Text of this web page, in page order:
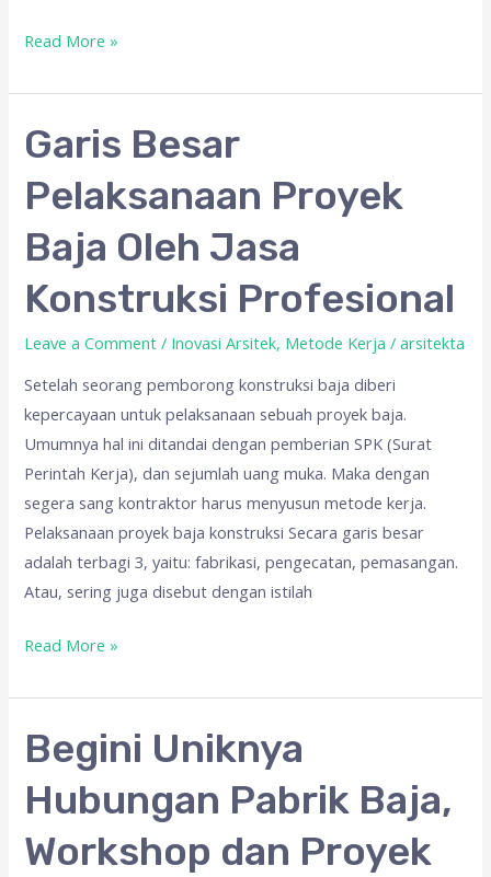
Read More »
Garis Besar
Pelaksanaan Proyek
Baja Oleh Jasa
Konstruksi Profesional
Leave a Comment / Inovasi Arsitek, Metode Kerja /arsitekta
Setelah seorang pemborong konstruksi baja diberi
kepercayaan untuk pelaksanaan sebuah proyek baja.
Umumnya hal ini ditandai dengan pemberian SPK (Surat
Perintah Kerja), dan sejumlah uang muka. Maka dengan
segera sang kontraktor harus menyusun metode kerja.
Pelaksanaan proyek baja konstruksi Secara garis besar
adalah terbagi 3, yaitu: fabrikasi, pengecatan, pemasangan.
Atau, sering juga disebut dengan istilah
Garis
Besar
Pelaksanaan
Baja
Jasa
Konstruksi
Read More »
Begini Uniknya
Hubungan Pabrik Baja,
Workshop dan Proyek
Begini
Uniknya
Hubungan
Baja,